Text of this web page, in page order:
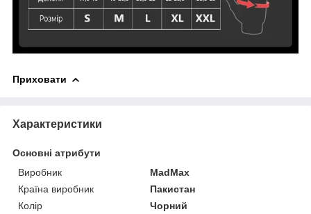
Приховати
Характеристики
Основні атрибути
Виробник
MadMax
Країна виробник
Пакистан
Колір
Чорний